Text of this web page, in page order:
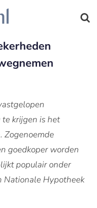
krijgen is het
Zogenoemde
goedkoper worden
populair onder
Nationale Hypotheek